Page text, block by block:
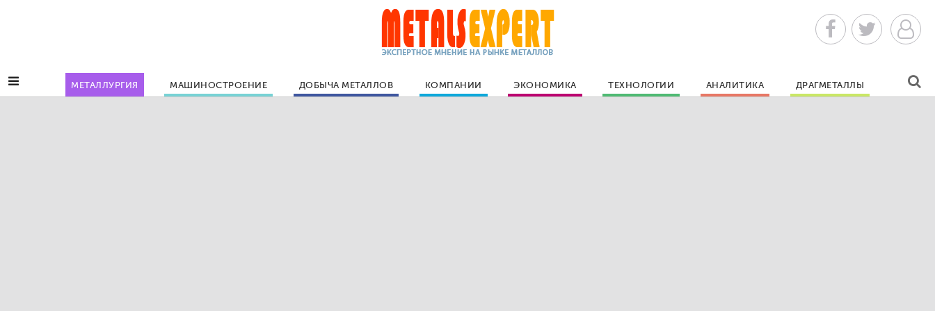
МЕТАЛЛУРГИЯ МАШИНОСТРОЕНИЕ ДОБЫЧА МЕТАЛЛОВ КОМПАНИИ ЭКОНОМИКА ТЕХНОЛОГИИ АНАЛИТИКА ДРАГМЕТАЛЛЫ